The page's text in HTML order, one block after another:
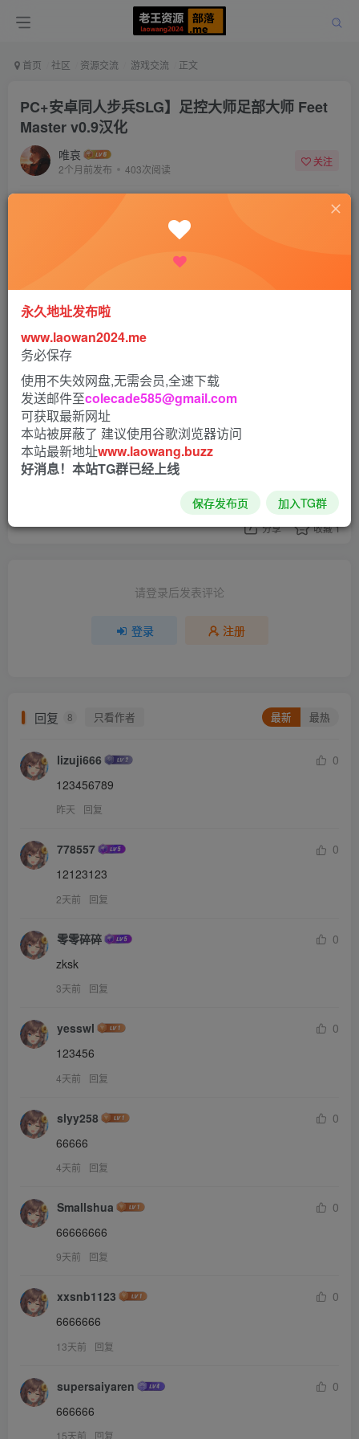
首页 社区 资源交流 游戏交流 正文
PC+安卓同人步兵SLG】足控大师足部大师 Feet
Master v0.9汉化
唯哀
2个月前发布 403次阅读
关注
该版块内容已隐藏，请登录后查看
登录后继续查看
3人已评分
+4
分享 收藏1
请登录后发表评论
登录 注册
回复 8 只看作者 最新 最热
lizuji666
0
123456789
昨天 回复
778557
0
12123123
2天前 回复
零零碎碎
0
zksk
3天前 回复
yesswl
0
123456
4天前 回复
slyy258
0
66666
4天前 回复
Smallshua
0
66666666
9天前 回复
xxsnb1123
0
6666666
13天前 回复
supersaiyaren
0
666666
15天前 回复
永久地址发布啦
www.laowan2024.me
务必保存
使用不失效网盘,无需会员,全速下载
发送邮件至colecade585@gmail.com
可获取最新网址
本站被屏蔽了 建议使用谷歌浏览器访问
本站最新地址www.laowang.buzz
好消息！本站TG群已经上线
保存发布页 加入TG群